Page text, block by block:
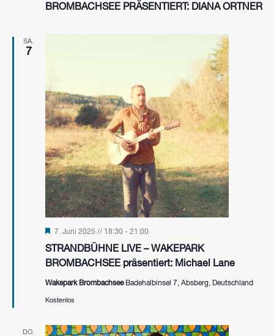
BROMBACHSEE PRÄSENTIERT: DIANA ORTNER
SA.
7
STRANDBÜHNE LIVE – WAKEPARK
BROMBACHSEE präsentiert: Michael Lane
Hervorgehoben
7. Juni 2025 // 18:30 - 21:00
Wakepark Brombachsee Badehalbinsel 7, Absberg, Deutschland
Kostenlos
DO.